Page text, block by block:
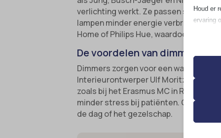
verlichting werkt. Ze passen spanning
lampen minder energie verbruiken
Home of Philips Hue, waardoor licht
De voordelen van dimmers
Dimmers zorgen voor een warmere
Interieurontwerper Ulf Moritz
zoals bij het Erasmus MC in
minder stress bij patiënten. Ook in
de dag of het gezelschap.
Houd er
ervaring